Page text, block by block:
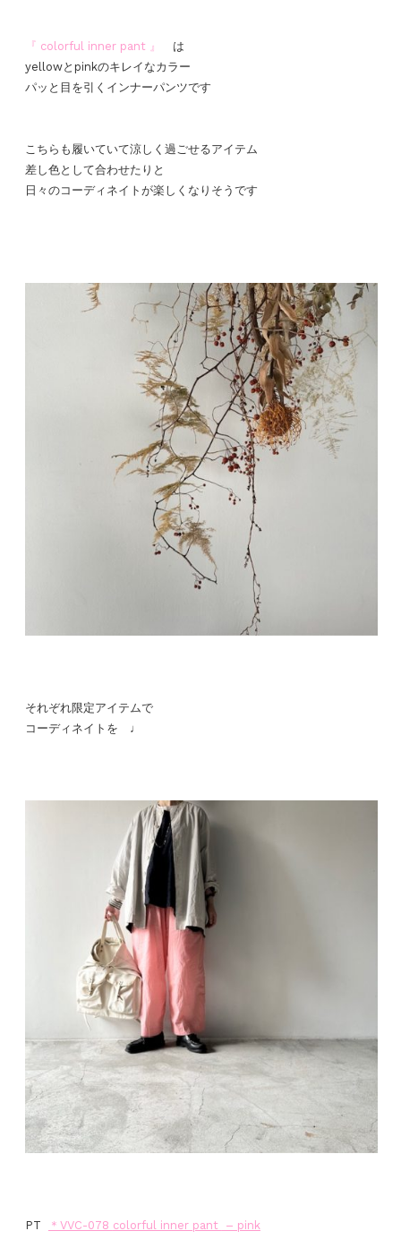
『 colorful inner pant 』 は
yellowとpinkのキレイなカラー
パッと目を引くインナーパンツです
こちらも履いていて涼しく過ごせるアイテム
差し色として合わせたりと
日々のコーディネイトが楽しくなりそうです
それぞれ限定アイテムで
コーディネイトを ♩
PT ＊VVC-078 colorful inner pant – pink